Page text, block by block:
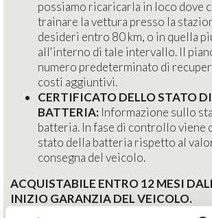
possiamo ricaricarla in loco dove
trainare la vettura presso la
desideri entro 80 km, o in quella
all'interno di tale intervallo. Il
numero predeterminato di
costi aggiuntivi.
CERTIFICATO DELLO STATO
BATTERIA: Informazione sullo
batteria. In fase di controllo viene
stato della batteria rispetto al
consegna del veicolo.
ACQUISTABILE ENTRO 12 MESI
INIZIO GARANZIA DEL VEICOLO.